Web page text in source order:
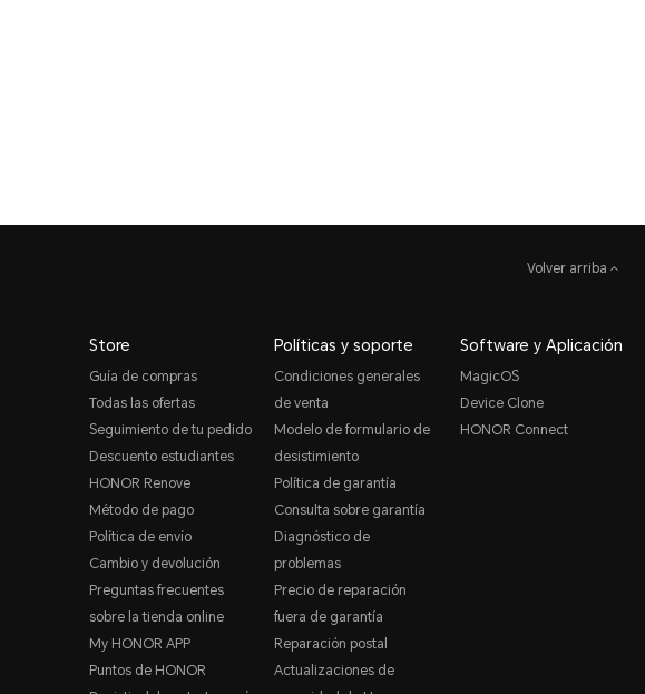
Volver arriba
Store
Guía de compras
Todas las ofertas
Seguimiento de tu pedido
Descuento estudiantes
HONOR Renove
Método de pago
Política de envío
Cambio y devolución
Preguntas frecuentes
sobre la tienda online
My HONOR APP
Puntos de HONOR
Políticas y soporte
Condiciones generales
de venta
Modelo de formulario de
desistimiento
Política de garantía
Consulta sobre garantía
Diagnóstico de
problemas
Precio de reparación
fuera de garantía
Reparación postal
Actualizaciones de
Software y Aplicación
MagicOS
Device Clone
HONOR Connect